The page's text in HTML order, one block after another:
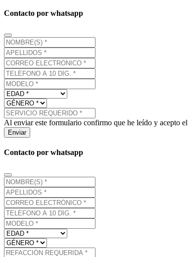
Contacto por whatsapp
Al enviar este formulario confirmo que he leído y acepto el
Enviar
Contacto por whatsapp